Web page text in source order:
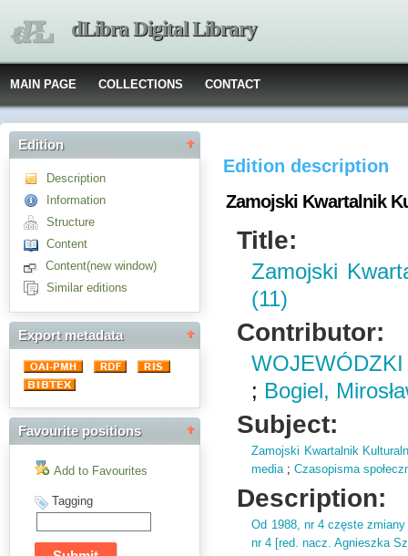
dLibra Digital Library
MAIN PAGE COLLECTIONS CONTACT
Edition
Description
Information
Structure
Content
Content(new window)
Similar editions
Export metadata
Favourite positions
Add to Favourites
Tagging
Edition description
Zamojski Kwartalnik
Title:
Zamojski
(11)
Contributor:
; Bogiel,
Subject:
Zamojski Kwartalnik
media;Czasopisma
Description:
Od 1988, nr 4 częste zmiany
nr 4 [red. nacz. Agnieszka